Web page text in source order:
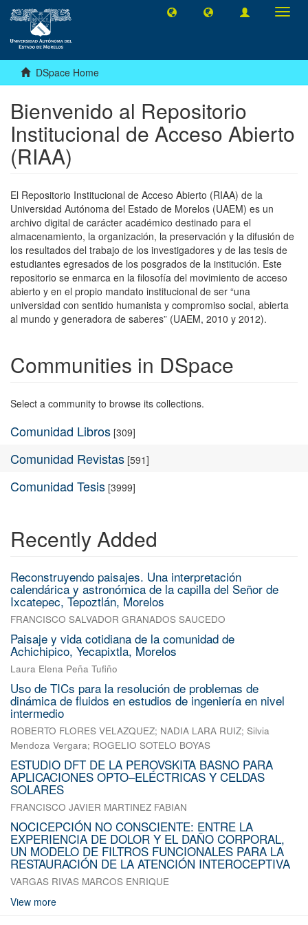
DSpace Home
Bienvenido al Repositorio
Institucional de Acceso Abierto
(RIAA)
El Repositorio Institucional de Acceso Abierto (RIAA) de la
Universidad Autónoma del Estado de Morelos (UAEM) es un
archivo digital de carácter académico destinado para el
almacenamiento, la organización, la preservación y la difusión de
los resultados del trabajo de los investigadores y de las tesis de
estudiantes egresados de los posgrados de la institución. Este
repositorio se enmarca en la filosofía del movimiento de acceso
abierto y en el propio mandato institucional de ser “una
universidad con sentido humanista y compromiso social, abierta
al mundo y generadora de saberes” (UAEM, 2010 y 2012).
Communities in DSpace
Select a community to browse its collections.
Comunidad Libros [309]
Comunidad Revistas [591]
Comunidad Tesis [3999]
Recently Added
Reconstruyendo paisajes. Una interpretación
calendárica y astronómica de la capilla del Señor de
Ixcatepec, Tepoztlán, Morelos
FRANCISCO SALVADOR GRANADOS SAUCEDO
Paisaje y vida cotidiana de la comunidad de
Achichipico, Yecapixtla, Morelos
Laura Elena Peña Tufiño
Uso de TICs para la resolución de problemas de
dinámica de fluidos en estudios de ingeniería en nivel
intermedio
ROBERTO FLORES VELAZQUEZ; NADIA LARA RUIZ; Silvia
Mendoza Vergara; ROGELIO SOTELO BOYAS
ESTUDIO DFT DE LA PEROVSKITA BASNO PARA
APLICACIONES OPTO–ELÉCTRICAS Y CELDAS
SOLARES
FRANCISCO JAVIER MARTINEZ FABIAN
NOCICEPCIÓN NO CONSCIENTE: ENTRE LA
EXPERIENCIA DE DOLOR Y EL DAÑO CORPORAL,
UN MODELO DE FILTROS FUNCIONALES PARA LA
RESTAURACIÓN DE LA ATENCIÓN INTEROCEPTIVA
VARGAS RIVAS MARCOS ENRIQUE
View more